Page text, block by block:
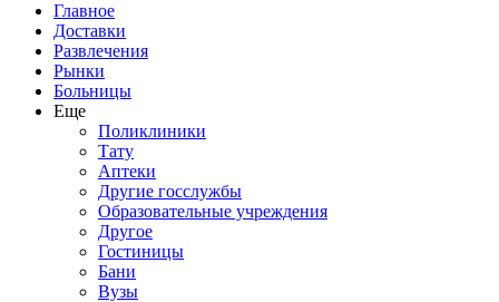
Главное
Доставки
Развлечения
Рынки
Больницы
Еще
Поликлиники
Тату
Аптеки
Другие госслужбы
Образовательные учреждения
Другое
Гостиницы
Бани
Вузы